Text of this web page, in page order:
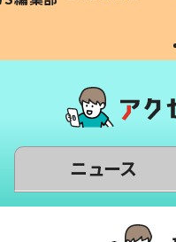
#令和の子
ニュース